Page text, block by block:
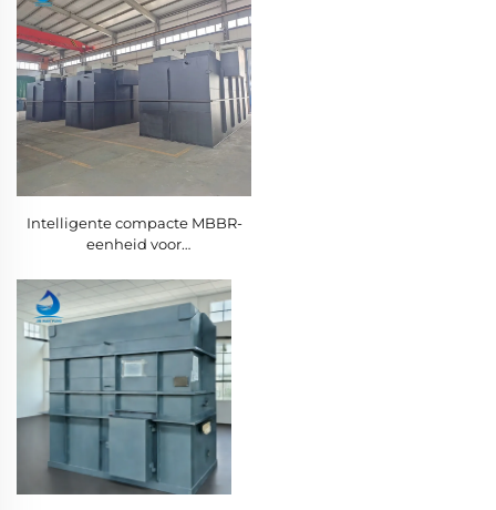
Intelligente compacte MBBR-
eenheid voor
en geïntegreerd
rioolwaterbehandelingssysteem